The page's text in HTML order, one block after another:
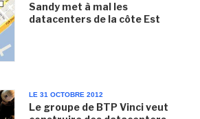
Sandy met à mal les
datacenters de la côte Est
LE 31 OCTOBRE 2012
Le groupe de BTP Vinci veut